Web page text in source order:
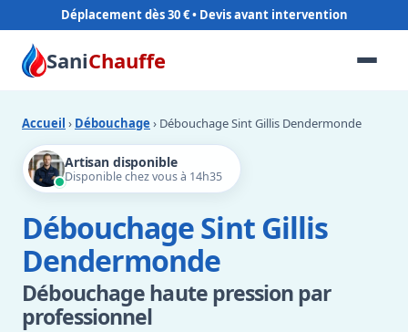
Déplacement dès 30 €
SaniChauffe
Accueil › Débouchage › Débouchage Sint Gillis Dendermonde
Artisan disponible
Disponible chez vous à 14h35
Débouchage Sint Gillis
Dendermonde
Débouchage haute pression par
professionnel